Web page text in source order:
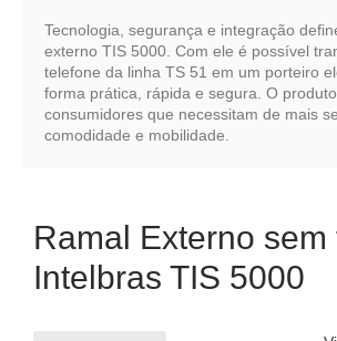
Tecnologia, segurança e integração
externo TIS 5000. Com ele é possível
telefone da linha TS 51 em um porteiro
forma prática, rápida e segura. O
consumidores que necessitam de mais
comodidade e mobilidade.
Ramal Externo sem
Intelbras TIS 5000